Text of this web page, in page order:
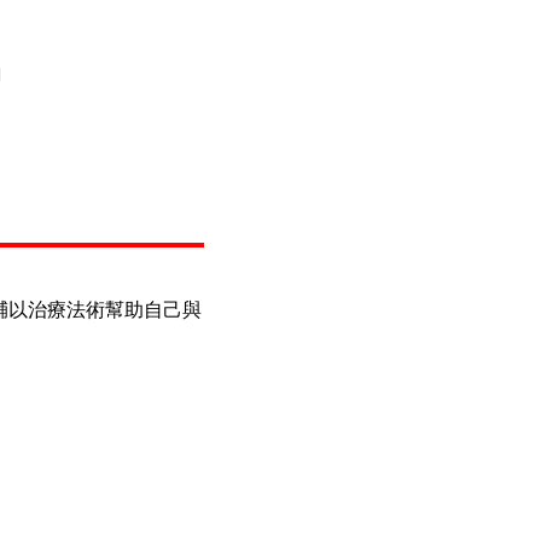
以治療法術幫助自己與